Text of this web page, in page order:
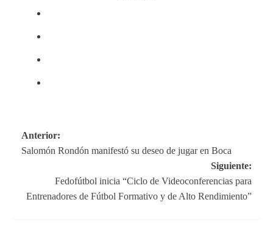
Navegación
de
entradas
Anterior:
Salomón Rondón manifestó su deseo de jugar en Boca
Siguiente:
Fedofútbol inicia “Ciclo de Videoconferencias para
Entrenadores de Fútbol Formativo y de Alto Rendimiento”